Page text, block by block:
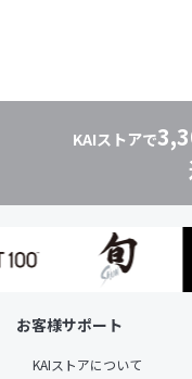
KAIストアで
お客様サポート
KAIストアについて